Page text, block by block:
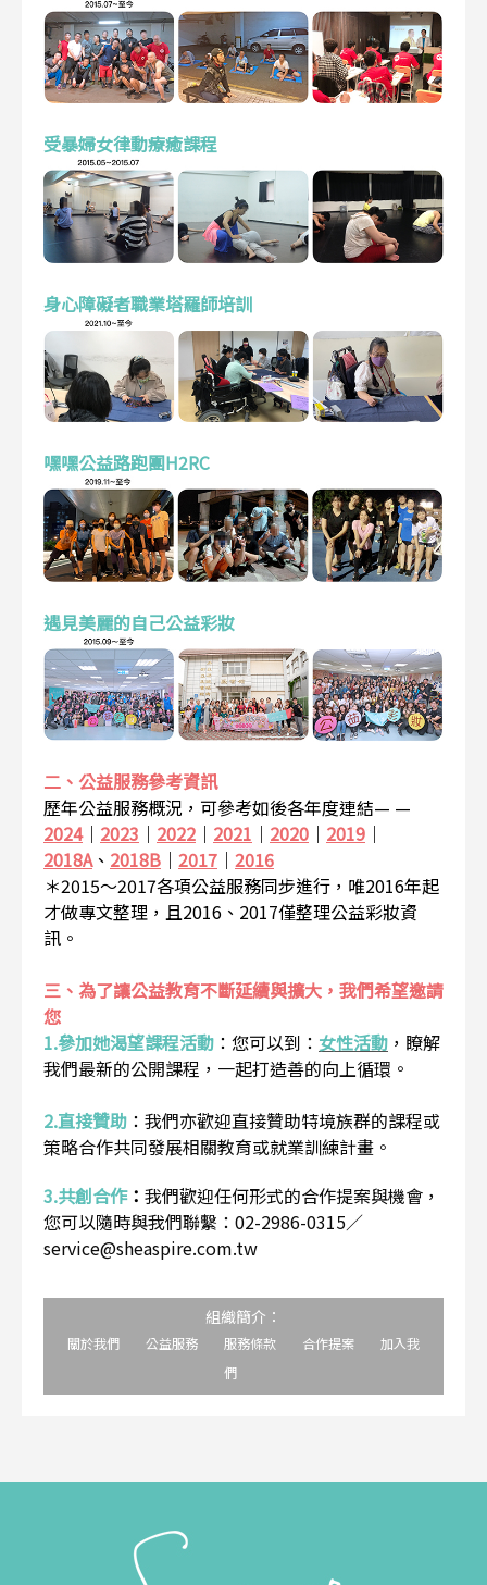
受暴婦女律動療癒課程
身心障礙者職業塔羅師培訓
嘿嘿公益路跑團H2RC
遇見美麗的自己公益彩妝
二、公益服務參考資訊
歷年公益服務概況，可參考如後各年度連結— —
2024｜ 2023 ｜ 2022 ｜ 2021 ｜ 2020 ｜ 2019 ｜
2018A、 2018B ｜ 2017 ｜ 2016
＊2015～2017各項公益服務同步進行，唯2016年起
才做專文整理，且2016、2017僅整理公益彩妝資
訊。
三、為了讓公益教育不斷延續與擴大，我們希望邀請
您
1.參加她渴望課程活動 ： 您可以到： 女性活動 ，瞭解
我們最新的公開課程，一起打造善的向上循環。
2.直接贊助 ： 我們亦歡迎直接贊助特境族群的課程或
策略合作共同發展相關教育或就業訓練計畫。
3.共創合作： 我們歡迎任何形式的合作提案與機會，
您可以隨時與我們聯繫：02-2986-0315／
service@sheaspire.com.tw
組織簡介：
關於我們 公益服務 服務條款 合作提案
加入我
們